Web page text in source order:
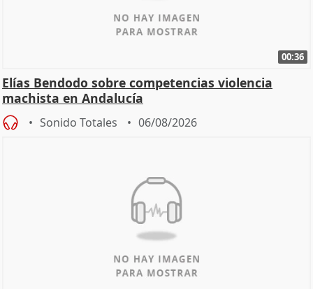
00:36
Elías Bendodo sobre competencias violencia
machista en Andalucía
Sonido Totales 06/08/2026